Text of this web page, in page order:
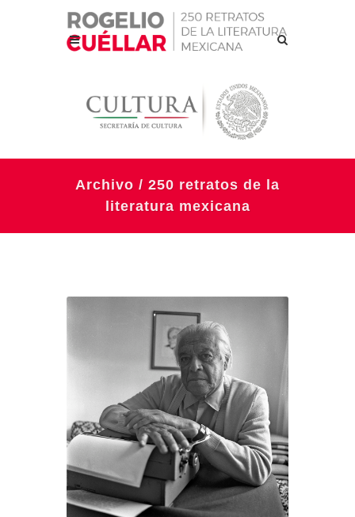
Archivo / 250 retratos de la
literatura mexicana